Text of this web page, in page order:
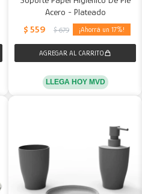
Acero - Plateado
$ 559 $ 679 17
LLEGA HOY MVD